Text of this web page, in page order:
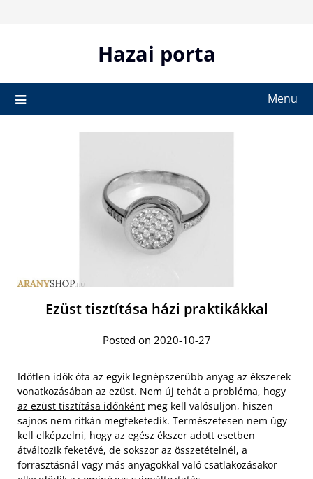
Hazai porta
Menu
Ezüst tisztítása házi praktikákkal
Posted on 2020-10-27
Időtlen idők óta az egyik legnépszerűbb anyag az ékszerek
vonatkozásában az ezüst. Nem új tehát a probléma, hogy
az ezüst tisztítása időnként meg kell valósuljon, hiszen
sajnos nem ritkán megfeketedik. Természetesen nem úgy
kell elképzelni, hogy az egész ékszer adott esetben
átváltozik feketévé, de sokszor az összetételnél, a
forrasztásnál vagy más anyagokkal való csatlakozásakor